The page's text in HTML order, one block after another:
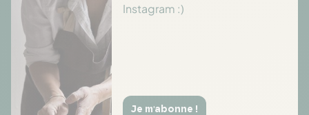
Instagram :)
Je m'abonne !